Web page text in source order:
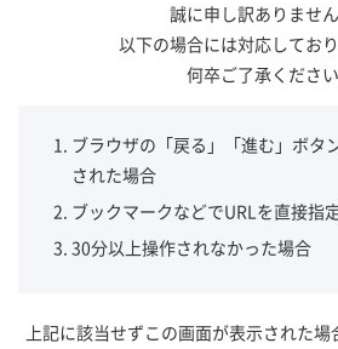
誠に申し訳ありません
以下の場合には対応してお
何卒ご了承ください
ブラウザの「戻る」「進む」ボタ
された場合
ブックマークなどでURLを直接指
30分以上操作されなかった場合
上記に該当せずこの画面が表示された